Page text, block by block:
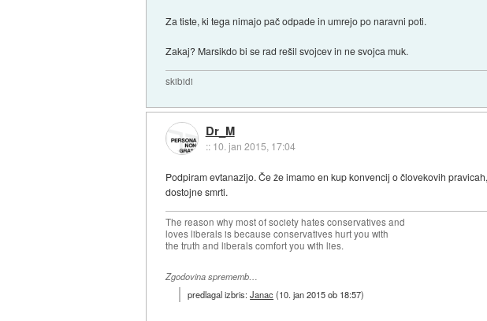
Za tiste, ki tega nimajo pač odpade in umrejo po naravni poti.
Zakaj? Marsikdo bi se rad rešil svojcev in ne svojca muk.
skibidi
Dr_M
:: 10. jan 2015, 17:04
Podpiram evtanazijo. Če že imamo en kup konvencij o človekovih
dostojne smrti.
The reason why most of society hates conservatives and
loves liberals is because conservatives hurt you with
the truth and liberals comfort you with lies.
Zgodovina sprememb…
predlagal izbris:Janac(10. jan 2015 ob 18:57)